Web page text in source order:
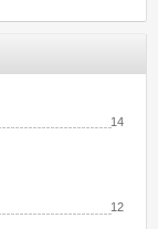
12
14